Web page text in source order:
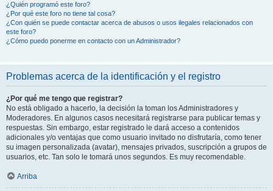
¿Quién programó este foro?
¿Por qué este foro no tiene tal cosa?
¿Con quién se puede contactar acerca de abusos o usos ilegales relacionados con
este foro?
¿Cómo puedo ponerme en contacto con un Administrador?
Problemas acerca de la identificación y el registro
¿Por qué me tengo que registrar?
No está obligado a hacerlo, la decisión la toman los Administradores y
Moderadores. En algunos casos necesitará registrarse para publicar temas y
respuestas. Sin embargo, estar registrado le dará acceso a contenidos
adicionales y/o ventajas que como usuario invitado no disfrutaría, como tener
su imagen personalizada (avatar), mensajes privados, suscripción a grupos de
usuarios, etc. Tan solo le tomará unos segundos. Es muy recomendable.
Arriba